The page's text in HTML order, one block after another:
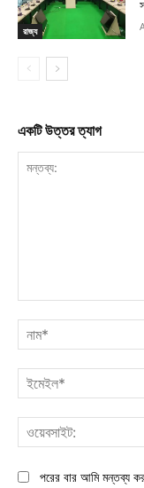
রাজ্য
একটি উত্তর ত্যাগ
পরের বার আমি মন্তব্য